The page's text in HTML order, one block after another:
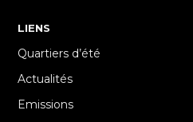
LIENS
Quartiers d’été
Actualités
Emissions